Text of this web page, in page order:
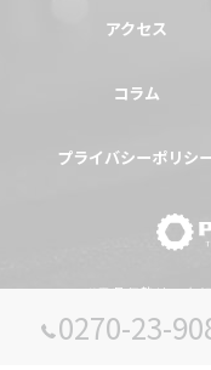
0270-23-
アクセス
コラム
プライバシーポリシ
© 2026 群馬県伊勢崎の自